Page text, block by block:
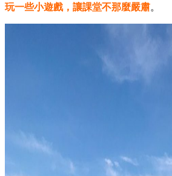
玩一些小遊戲，讓課堂不那麼嚴肅。